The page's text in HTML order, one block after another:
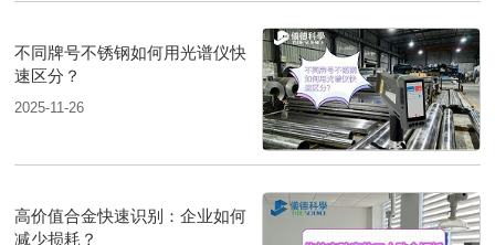
不同牌号不锈钢如何用光谱仪快
速区分？
2025-11-26
高价值合金快速识别：企业如何
减少损耗？